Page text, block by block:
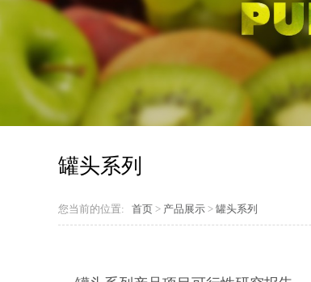
罐头系列
您当前的位置: 首页 > 产品展示 > 罐头系列